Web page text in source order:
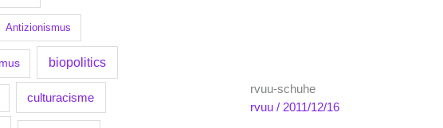
Antizionismus
biopolitics
culturacisme
rvuu-schuhe
rvuu/ 2011/12/16